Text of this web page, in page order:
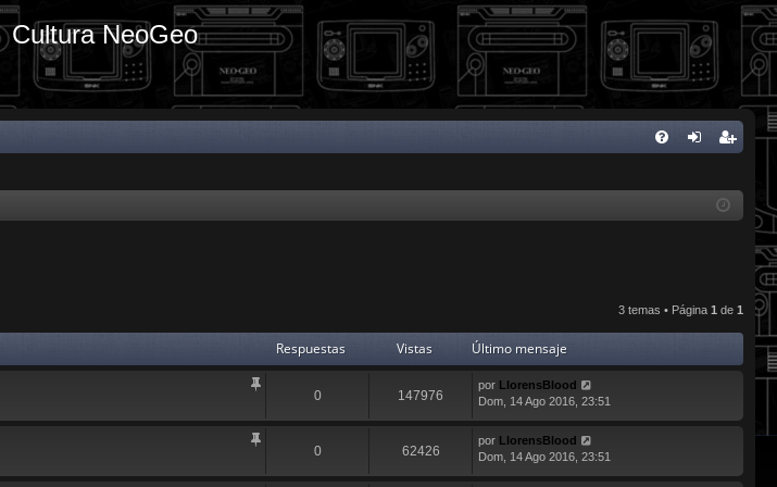
Cultura NeoGeo
ist
3 temas • Página 1 de 1
Respuestas Vistas Último mensaje
0 147976
por LlorensBlood
Dom, 14 Ago 2016, 23:51
0 62426
por LlorensBlood
Dom, 14 Ago 2016, 23:51